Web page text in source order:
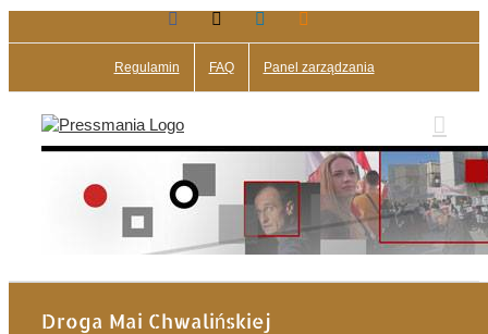
do
Facebook LinkedIn
Regulamin FAQ Panel zarządzania
Droga Mai Chwalińskiej